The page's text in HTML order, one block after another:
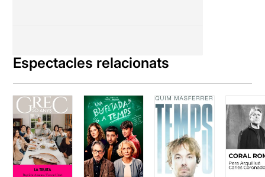
Espectacles relacionats